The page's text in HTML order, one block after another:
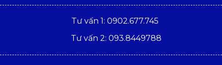
Tư vấn 1: 0902.677.745
Tư vấn 2: 093.8449788